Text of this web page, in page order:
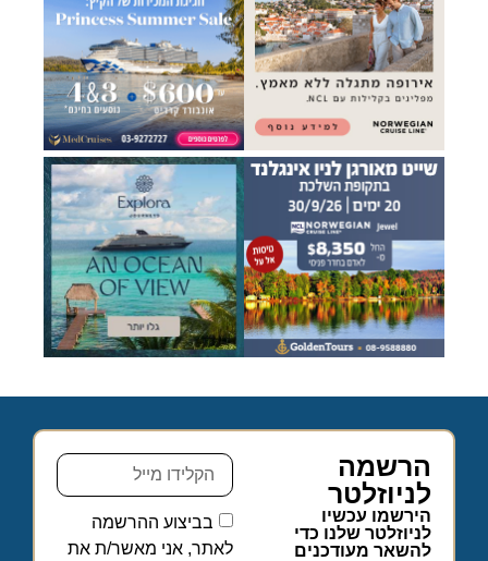
הרשמה
לניוזלטר
הירשמו עכשיו
לניוזלטר שלנו כדי
להשאר מעודכנים
בביצוע ההרשמה
לאתר, אני מאשר/ת את